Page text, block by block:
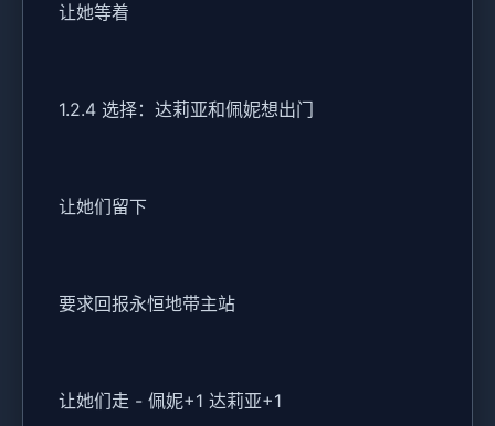
让她等着
1.2.4 选择：达莉亚和佩妮想出门
让她们留下
要求回报永恒地带主站
让她们走 - 佩妮+1 达莉亚+1